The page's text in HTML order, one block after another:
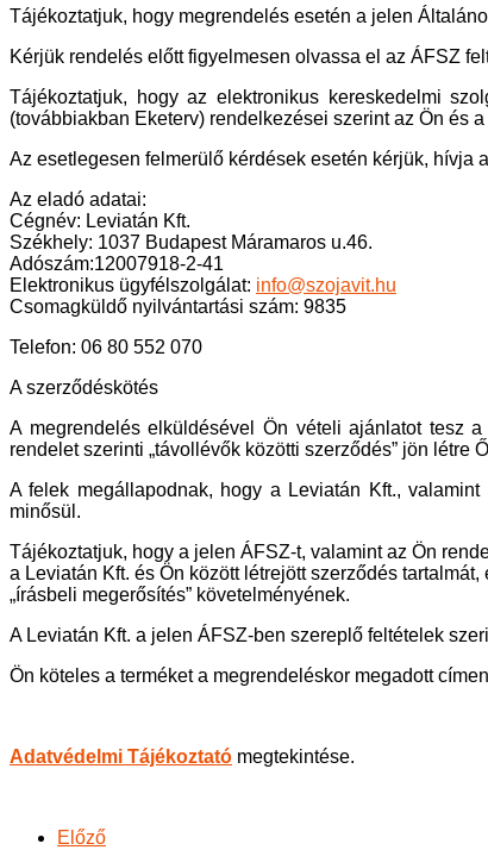
Tájékoztatjuk, hogy megrendelés esetén a jelen
Kérjük rendelés előtt figyelmesen olvassa el az ÁFSZ
Tájékoztatjuk, hogy az elektronikus kereskedelmi
(továbbiakban Eketerv) rendelkezései szerint az Ön és
Az esetlegesen felmerülő kérdések esetén kérjük, hívja
Az eladó adatai:
Cégnév: Leviatán Kft.
Székhely: 1037 Budapest Máramaros u.46.
Adószám:12007918-2-41
Elektronikus ügyfélszolgálat: info@szojavit.hu
Csomagküldő nyilvántartási szám: 9835
Telefon: 06 80 552 070
A szerződéskötés
A megrendelés elküldésével Ön vételi ajánlatot tesz
rendelet szerinti „távollévők közötti szerződés” jön
A felek megállapodnak, hogy a Leviatán Kft.,
minősül.
Tájékoztatjuk, hogy a jelen ÁFSZ-t, valamint az Ön
a Leviatán Kft. és Ön között létrejött szerződés
„írásbeli megerősítés” követelményének.
A Leviatán Kft. a jelen ÁFSZ-ben szereplő feltételek
Ön köteles a terméket a megrendeléskor megadott
Adatvédelmi Tájékoztató megtekintése.
Előző